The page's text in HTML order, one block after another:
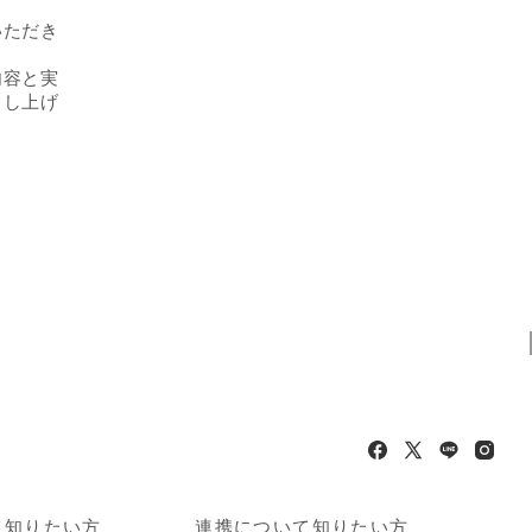
だき
と実
上げ
りたい方 連携について知りたい方